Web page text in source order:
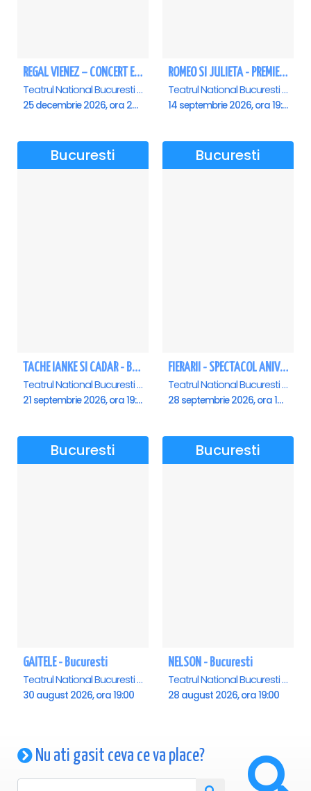
REGAL VIENEZ – CONCERT EXTRAORDINAR DE CRACIUN - Bucuresti
Teatrul National Bucuresti - Sala Ion Caramitru, Bucuresti
25 decembrie 2026, ora 20:00
ROMEO SI JULIETA - PREMIERA OFICIALA - Bucuresti
Teatrul National Bucuresti - Sala Ion Caramitru, Bucuresti
14 septembrie 2026, ora 19:00
Bucuresti
TACHE IANKE SI CADAR - Bucuresti
Teatrul National Bucuresti - Sala Ion Caramitru, Bucuresti
21 septembrie 2026, ora 19:00
Bucuresti
FIERARII - SPECTACOL ANIVERSAR GEORGE MIHĂIȚĂ
Teatrul National Bucuresti - Sala Ion Caramitru, Bucuresti
28 septembrie 2026, ora 19:00
Bucuresti
GAITELE - Bucuresti
Teatrul National Bucuresti - Sala Ion Caramitru, Bucuresti
30 august 2026, ora 19:00
Bucuresti
NELSON - Bucuresti
Teatrul National Bucuresti - Sala Ion Caramitru, Bucuresti
28 august 2026, ora 19:00
Nu ati gasit ceva ce va place?